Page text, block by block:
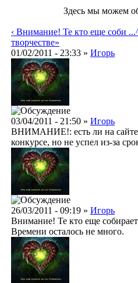
Здесь мы можем
‹ Внимание! Те кто еще соби ...
творчестве»
01/02/2011 - 23:33 » Игорь
03/04/2011 - 21:50 » Игорь
ВНИМАНИЕ!: есть ли на сайте
конкурсе, но не успел из-за
26/03/2011 - 09:19 » Игорь
Внимание! Те кто еще
Времени осталось не много.